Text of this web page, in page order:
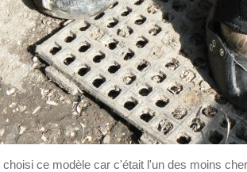
choisi ce modèle car c'était l'un des moins